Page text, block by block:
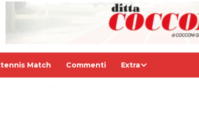
Match Commenti Extra